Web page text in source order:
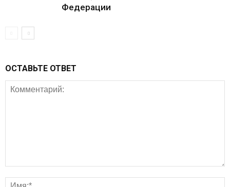
Федерации
ОСТАВЬТЕ ОТВЕТ